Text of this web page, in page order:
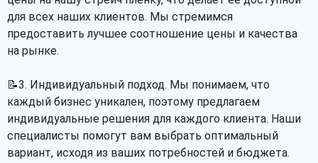
для всех наших клиентов. Мы стремимся
предоставить лучшее соотношение цены и качества
на рынке.
📝3. Индивидуальный подход. Мы понимаем, что
каждый бизнес уникален, поэтому предлагаем
индивидуальные решения для каждого клиента. Наши
специалисты помогут вам выбрать оптимальный
вариант, исходя из ваших потребностей и бюджета.